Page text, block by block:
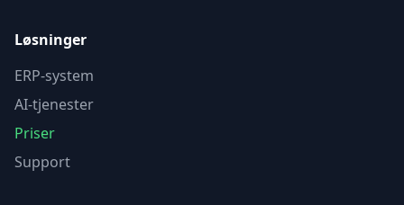
Løsninger
ERP-system
AI-tjenester
Priser
Support